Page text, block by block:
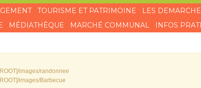
TOURISME ET PATRIMOINE LES
MÉDIATHÈQUE MARCHÉ COMMUNAL INFOS
images/randonnee
images/Barbecue